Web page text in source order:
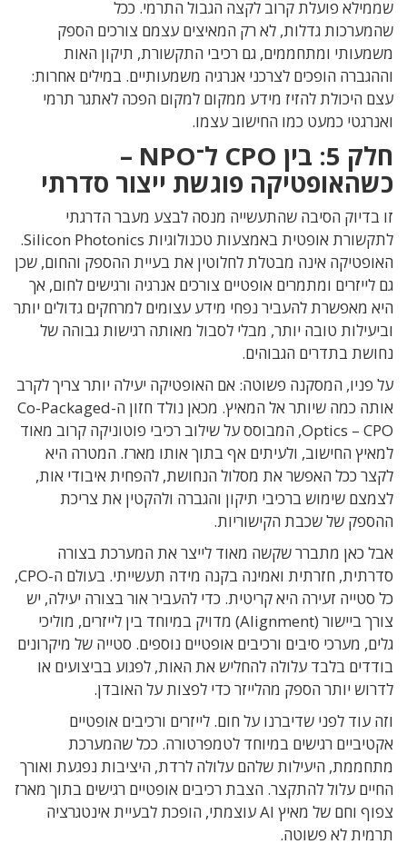
שממילא פועלת קרוב לקצה הגבול התרמי. ככל
שהמערכות גדלות, לא רק המאיצים עצמם צורכים הספק
משמעותי ומתחממים, גם רכיבי התקשורת, תיקון האות
וההגברה הופכים לצרכני אנרגיה משמעותיים. במילים אחרות:
עצם היכולת להזיז מידע ממקום למקום הפכה לאתגר תרמי
ואנרגטי כמעט כמו החישוב עצמו.
חלק 5: בין CPO ל־NPO –
כשהאופטיקה פוגשת ייצור סדרתי
זו בדיוק הסיבה שהתעשייה מנסה לבצע מעבר הדרגתי
לתקשורת אופטית באמצעות טכנולוגיות Silicon Photonics.
האופטיקה אינה מבטלת לחלוטין את בעיית ההספק והחום, שכן
גם לייזרים ומתמרים אופטיים צורכים אנרגיה ורגישים לחום, אך
היא מאפשרת להעביר נפחי מידע עצומים למרחקים גדולים יותר
וביעילות טובה יותר, מבלי לסבול מאותה רגישות גבוהה של
נחושת בתדרים הגבוהים.
על פניו, המסקנה פשוטה: אם האופטיקה יעילה יותר צריך לקרב
אותה כמה שיותר אל המאיץ. מכאן נולד חזון ה-Co-Packaged
Optics – CPO, המבוסס על
שילוב רכיבי פוטוניקה קרוב מאוד
למאיץ החישוב, ולעיתים אף בתוך אותו מארז. המטרה היא
לקצר ככל האפשר את מסלול הנחושת, להפחית איבודי אות,
לצמצם שימוש ברכיבי תיקון והגברה ולהקטין את צריכת
ההספק של שכבת הקישוריות.
אבל כאן מתברר שקשה מאוד לייצר את המערכת בצורה
סדרתית, חזרתית ואמינה בקנה מידה תעשייתי. בעולם ה-CPO,
כל סטייה זעירה היא קריטית. כדי להעביר אור בצורה יעילה, יש
צורך ביישור (Alignment) מדויק במיוחד בין לייזרים, מוליכי
גלים, מערכי סיבים ורכיבים אופטיים נוספים. סטייה של מיקרונים
בודדים בלבד עלולה להחליש את האות, לפגוע בביצועים או
לדרוש יותר הספק מהלייזר כדי לפצות על האובדן.
וזה עוד לפני שדיברנו על חום. לייזרים ורכיבים אופטיים
אקטיביים רגישים במיוחד לטמפרטורה. ככל שהמערכת
מתחממת, היעילות שלהם עלולה לרדת, היציבות נפגעת ואורך
החיים עלול להתקצר. הצבת רכיבים אופטיים רגישים בתוך מארז
צפוף וחם של מאיץ AIעוצמתי, הופכת לבעיית אינטגרציה
תרמית לא פשוטה.